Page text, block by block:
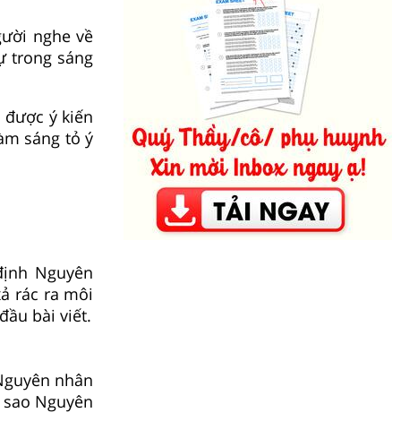
nghe về
trong sáng
ý kiến
sáng tỏ ý
Nguyên
rác ra môi
bài viết.
nhân
Nguyên